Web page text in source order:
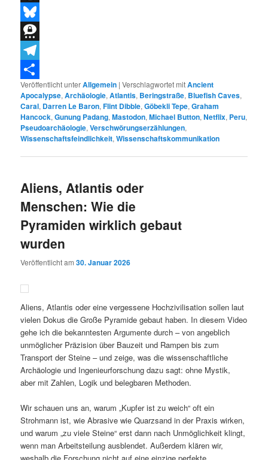
Threads
Bluesky
Threema
Telegram
Teilen
Veröffentlicht unterAllgemein |Verschlagwortet mitAncient
Apocalypse,Archäologie,Atlantis, Beringstraße, Bluefish Caves,
Caral, Darren Le Baron,Flint Dibble,Göbekli Tepe,Graham
Hancock,Gunung Padang,Mastodon,Michael Button,Netflix, Peru,
Pseudoarchäologie,Verschwörungserzählungen,
Wissenschaftsfeindlichkeit,Wissenschaftskommunikation
Aliens, Atlantis oder
Menschen: Wie die
Pyramiden wirklich gebaut
wurden
Veröffentlicht am30. Januar 2026
Aliens, Atlantis oder eine vergessene Hochzivilisation sollen laut
vielen Dokus die Große Pyramide gebaut haben. In diesem Video
gehe ich die bekanntesten Argumente durch – von angeblich
unmöglicher Präzision über Bauzeit und Rampen bis zum
Transport der Steine – und zeige, was die wissenschaftliche
Archäologie und Ingenieurforschung dazu sagt: ohne Mystik,
aber mit Zahlen, Logik und belegbaren Methoden.
Wir schauen uns an, warum „Kupfer ist zu weich“ oft ein
Strohmann ist, wie Abrasive wie Quarzsand in der Praxis wirken,
und warum „zu viele Steine“ erst dann nach Unmöglichkeit klingt,
wenn man Arbeitsteilung ausblendet. Außerdem klären wir,